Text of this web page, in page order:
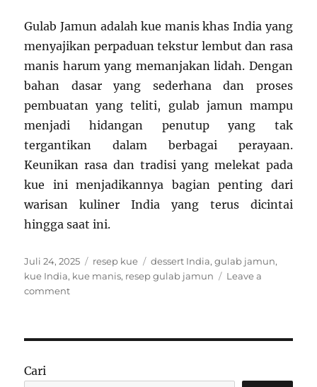
Gulab Jamun adalah kue manis khas India yang
menyajikan perpaduan tekstur lembut dan rasa
manis harum yang memanjakan lidah. Dengan
bahan dasar yang sederhana dan proses
pembuatan yang teliti, gulab jamun mampu
menjadi hidangan penutup yang tak
tergantikan dalam berbagai perayaan.
Keunikan rasa dan tradisi yang melekat pada
kue ini menjadikannya bagian penting dari
warisan kuliner India yang terus dicintai
hingga saat ini.
Posted
on
Juli 24, 2025 Categories
resep kue Tags
dessert India,gulab jamun,
kue India, kue manis, resep gulab jamun
Leave a
commenton
Manis
Cari